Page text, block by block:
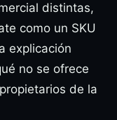
distintas,
como un SKU
explicación
no se ofrece
de la